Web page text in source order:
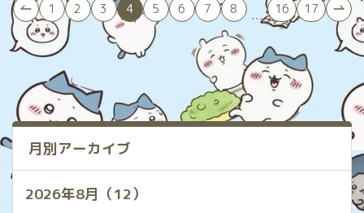
1 2 3 4 5 6 7 8 ... 16 17
月別アーカイブ
2026年8月（12）